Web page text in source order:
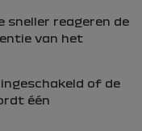
sneller reageren de
van het
of de
één